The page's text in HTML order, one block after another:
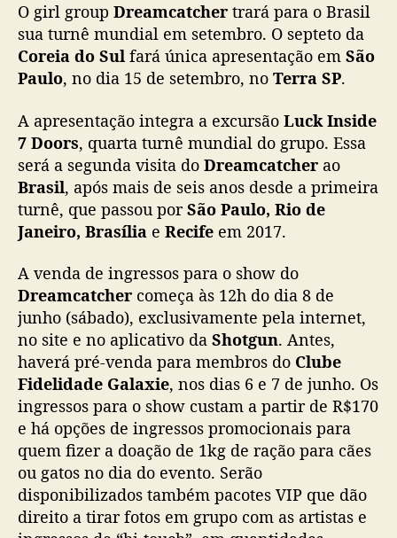
o
r
s
”
:
r
e
a
m
c
a
h
e
r
a
n
u
n
i
a
n
O girl group Dreamcatcher trará para o Brasil
sua turnê mundial em setembro. O septeto da
Coreia do Sul fará única apresentação em São
Paulo, no dia 15 de setembro, no Terra SP.
A apresentação integra a excursão Luck Inside
7 Doors, quarta turnê mundial do grupo. Essa
será a segunda visita do Dreamcatcher ao
Brasil, após mais de seis anos desde a primeira
turnê, que passou porSão Paulo, Rio de
Janeiro, Brasília e Recife em 2017.
A venda de ingressos para o show do
Dreamcatcher começa às 12h do dia 8 de
junho (sábado), exclusivamente pela internet,
no site e no aplicativo da Shotgun. Antes,
haverá pré-venda para membros do Clube
Fidelidade Galaxie, nos dias 6 e 7 de junho. Os
ingressos para o show custam a partir de R$170
e há opções de ingressos promocionais para
quem fizer a doação de 1kg de ração para cães
ou gatos no dia do evento. Serão
disponibilizados também pacotes VIP que dão
direito a tirar fotos em grupo com as artistas e